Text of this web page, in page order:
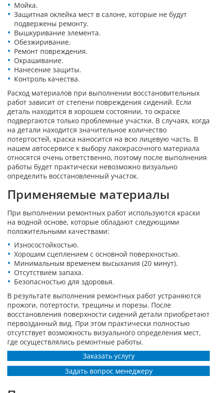
Мойка.
Защитная оклейка мест в салоне, которые не будут
подвержены ремонту.
Вышкуривание элемента.
Обезжиривание.
Ремонт повреждения.
Окрашивание.
Нанесение защиты.
Контроль качества.
Расход материалов при выполнении восстановительных
работ зависит от степени повреждения сидений. Если
деталь находится в хорошем состоянии, то окраске
подвергаются только проблемные участки. В случаях, когда
на детали находится значительное количество
потертостей, краска наносится на всю лицевую часть. В
нашем автосервисе к выбору лакокрасочного материала
относятся очень ответственно, поэтому после выполнения
работы будет практически невозможно визуально
определить восстановленный участок.
Применяемые материалы
При выполнении ремонтных работ используются краски
на водной основе, которые обладают следующими
положительными качествами:
Износостойкостью.
Хорошим сцеплением с основной поверхностью.
Минимальным временем высыхания (20 минут).
Отсутствием запаха.
Безопасностью для здоровья.
В результате выполнения ремонтных работ устраняются
прожоги, потертости, трещины и порезы. После
восстановления поверхности сидений детали приобретают
первозданный вид. При этом практически полностью
отсутствует возможность визуального определения мест,
где осуществлялись ремонтные работы.
Заказать услугу
Задать вопрос менеджеру